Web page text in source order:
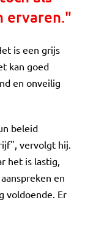
ervaren."
is een grijs
kan goed
en onveilig
beleid
vervolgt hij.
het is lastig,
en
voldoende. Er